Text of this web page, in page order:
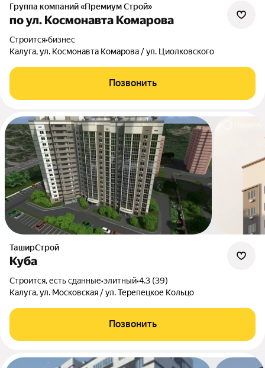
Группа компаний «Премиум Строй»
по ул. Космонавта Комарова
Строится•бизнес
Калуга, ул. Космонавта Комарова / ул. Циолковского
Позвонить
ТаширСтрой
Куба
Строится, есть сданные•элитный•4.3 (39)
Калуга, ул. Московская / ул. Терепецкое Кольцо
Позвонить